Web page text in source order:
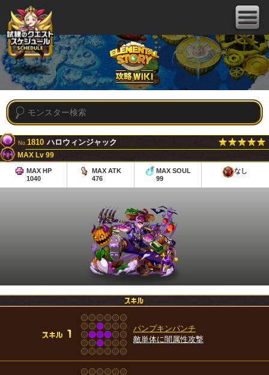
No.1810 ハロウィンジャック
MAX Lv 99
MAX HP
1040
MAX ATK
476
MAX SOUL
99
なし
パンプキンパンチ
敵単体に闇属性攻撃